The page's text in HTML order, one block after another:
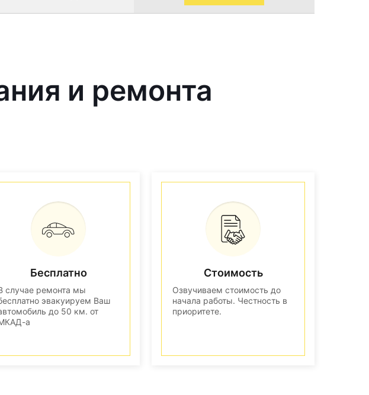
и ремонта
Бесплатно
случае ремонта мы
эвакуируем Ваш
до 50 км. от
а
Стоимость
Озвучиваем стоимость до
начала работы. Честность в
приоритете.